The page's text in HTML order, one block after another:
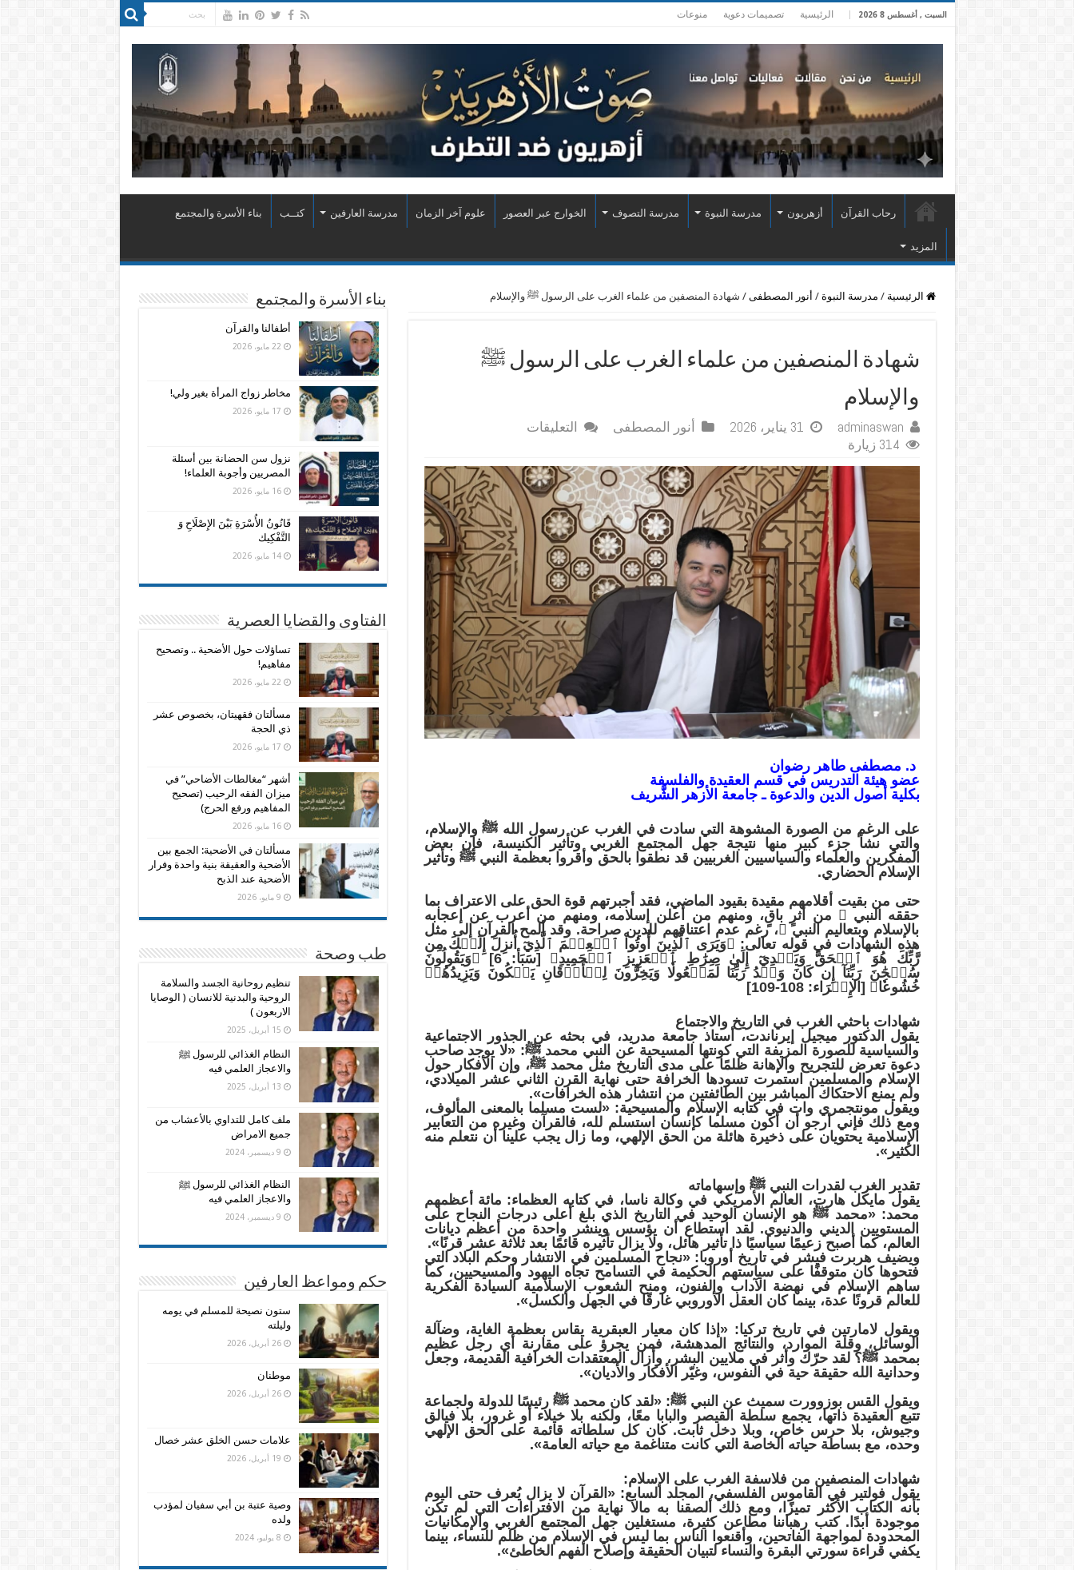
السبت , أغسطس 8 2026 الرئيسية تصميمات دعوية منوعات
رحاب القرآن أزهريون مدرسة النبوة مدرسة التصوف الخوارج عبر العصور علوم آخر الزمان مدرسة العارفين كتــب بناء الأسرة والمجتمع
المزيد
الرئيسية / مدرسة النبوة / أنور المصطفى / شهادة المنصفين من علماء الغرب على الرسول ﷺ والإسلام
شهادة المنصفين من علماء الغرب على الرسول ﷺ
والإسلام
adminaswan 31 يناير، 2026 أنور المصطفى التعليقات
من
علماء
الغرب
على
الرسول
ﷺ
والإسلام
مغلقة
314 زيارة
د. مصطفى طاهر رضوان
عضو هيئة التدريس في قسم العقيدة والفلسفة
بكلية أصول الدين والدعوة ـ جامعة الأزهر الشَّريف
على الرغم من الصورة المشوهة التي سادت في الغرب عن رسول الله ﷺ والإسلام،
والتي نشأ جزء كبير منها نتيجة جهل المجتمع الغربي وتأثير الكنيسة، فإن بعض
المفكرين والعلماء والسياسيين الغربيين قد نطقوا بالحق وأقروا بعظمة النبي ﷺ وتأثير
الإسلام الحضاري.
حتى من بقيت أقلامهم مقيدة بقيود الماضي، فقد أجبرتهم قوة الحق على الاعتراف بما
حققه النبي ﷺ من أثرٍ باقٍ، ومنهم من أعلن إسلامه، ومنهم من أعرب عن إعجابه
بالإسلام وبتعاليم النبي ﷺ، رغم عدم اعتناقهم للدين صراحة. وقد ألمح القرآن إلى مثل
هذه الشهادات في قوله تعالى: ﴿وَيَرَى ٱلَّذِينَ أُوتُواْ ٱلۡعِلۡمَ ٱلَّذِيٓ أُنزِلَ إِلَيۡكَ مِن
رَّبِّكَ هُوَ ٱلۡحَقَّ وَيَهۡدِيٓ إِلَىٰ صِرَٰطِ ٱلۡعَزِيزِ ٱلۡحَمِيدِ﴾ [سَبَأ: 6] ﴿وَيَقُولُونَ
سُبۡحَٰنَ رَبِّنَآ إِن كَانَ وَعۡدُ رَبِّنَا لَمَفۡعُولٗا وَيَخِرُّونَ لِلۡأَذۡقَانِ يَبۡكُونَ وَيَزِيدُهُمۡ
خُشُوعٗا﴾ [الإِسۡرَاء: 108-109]
شهادات باحثي الغرب في التاريخ والاجتماع
يقول الدكتور ميجيل إيرناندت، أستاذ جامعة مدريد، في بحثه عن الجذور الاجتماعية
والسياسية للصورة المزيفة التي كونتها المسيحية عن النبي محمد ﷺ: «لا يوجد صاحب
دعوة تعرض للتجريح والإهانة ظلمًا على مدى التاريخ مثل محمد ﷺ، وإن الأفكار حول
الإسلام والمسلمين استمرت تسودها الخرافة حتى نهاية القرن الثاني عشر الميلادي،
ولم يمنع الاحتكاك المباشر بين الطائفتين من انتشار هذه الخرافات».
ويقول مونتجمري وات في كتابه الإسلام والمسيحية: «لست مسلما بالمعنى المألوف،
ومع ذلك فإني أرجو أن أكون مسلما كإنسان استسلم لله، فالقرآن وغيره من التعابير
الإسلامية يحتويان على ذخيرة هائلة من الحق الإلهي، وما زال يجب علينا أن نتعلم منه
الكثير».
تقدير الغرب لقدرات النبي ﷺ وإسهاماته
يقول مايكل هارت، العالم الأمريكي في وكالة ناسا، في كتابه العظماء: مائة أعظمهم
محمد: «محمد ﷺ هو الإنسان الوحيد في التاريخ الذي بلغ أعلى درجات النجاح على
المستويين الديني والدنيوي. لقد استطاع أن يؤسس وينشر واحدة من أعظم ديانات
العالم، كما أصبح زعيمًا سياسيًا ذا تأثير هائل، ولا يزال تأثيره قائمًا بعد ثلاثة عشر قرنًا».
ويضيف هربرت فيشر في تاريخ أوروبا: «نجاح المسلمين في الانتشار وحكم البلاد التي
فتحوها كان متوقفًا على سياستهم الحكيمة في التسامح تجاه اليهود والمسيحيين، كما
ساهم الإسلام في نهضة الآداب والفنون، ومنح الشعوب الإسلامية السيادة الفكرية
للعالم قرونًا عدة، بينما كان العقل الأوروبي غارقًا في الجهل والكسل».
ويقول لامارتين في تاريخ تركيا: «إذا كان معيار العبقرية يقاس بعظمة الغاية، وضآلة
الوسائل، وقلة الموارد، والنتائج المدهشة، فمن يجرؤ على مقارنة أي رجل عظيم
بمحمد ﷺ؟ لقد حرّك وأثر في ملايين البشر، وأزال المعتقدات الخرافية القديمة، وجعل
وحدانية الله حقيقة حية في النفوس، وغيّر الأفكار والأديان».
ويقول القس بوزوورت سميث عن النبي ﷺ: «لقد كان محمد ﷺ رئيسًا للدولة ولجماعة
تتبع العقيدة ذاتها، يجمع سلطة القيصر والبابا معًا، ولكنه بلا خيلاء أو غرور، بلا فيالق
وجيوش، بلا حرس خاص، وبلا دخل ثابت. كان كل سلطاته قائمة على الحق الإلهي
وحده، مع بساطة حياته الخاصة التي كانت متناغمة مع حياته العامة».
شهادات المنصفين من فلاسفة الغرب على الإسلام:
يقول فولتير في القاموس الفلسفي، المجلد السابع: «القرآن لا يزال يُعرف حتى اليوم
بأنه الكتاب الأكثر تميزًا، ومع ذلك ألصقنا به مالا نهاية من الافتراءات التي لم تكن
موجودة أبدًا. كتب رهباننا مطاعن كثيرة، مستغلين جهل المجتمع الغربي والإمكانيات
المحدودة لمواجهة الفاتحين، وأقنعوا الناس بما ليس في الإسلام من ظلم للنساء، بينما
يكفي قراءة سورتي البقرة والنساء لتبيان الحقيقة وإصلاح الفهم الخاطئ».
بناء الأسرة والمجتمع
أطفالنا والقرآن
22 مايو، 2026
مخاطر زواج المرأة بغير ولي!
17 مايو، 2026
نزول سن الحضانة بين أسئلة
المصريين وأجوبة العلماء!
16 مايو، 2026
قَانُونُ الأُسْرَةِ بَيْنَ الإِصْلَاحِ وَ
التَّفْكِيك
14 مايو، 2026
الفتاوى والقضايا العصرية
تساؤلات حول الأضحية .. وتصحيح
مفاهيم!
22 مايو، 2026
مسألتان فقهيتان، بخصوص عشر
ذي الحجة
17 مايو، 2026
أشهر “مغالطات الأضاحي” في
ميزان الفقه الرحيب (تصحيح
المفاهيم ورفع الحرج)
16 مايو، 2026
مسألتان في الأضحية: الجمع بين
الأضحية والعقيقة بنية واحدة وفرار
الأضحية عند الذبح
9 مايو، 2026
طب وصحة
تنظيم روحانية الجسد والسلامة
الروحية والبدنية للانسان ( الوصايا
الاربعون )
15 أبريل، 2025
النظام الغذائي للرسول ﷺ
والاعجاز العلمي فيه
13 أبريل، 2025
ملف كامل للتداوي بالأعشاب من
جميع الامراض
9 ديسمبر، 2024
النظام الغذائي للرسول ﷺ
والاعجاز العلمي فيه
9 ديسمبر، 2024
حكم ومواعظ العارفين
ستون نصيحة للمسلم في يومه
وليلته
26 أبريل، 2026
موطنان
26 أبريل، 2026
علامات حسن الخلق عشر خصال
19 أبريل، 2026
وصية عتبة بن أبي سفيان لمؤدب
ولده
8 يوليو، 2024